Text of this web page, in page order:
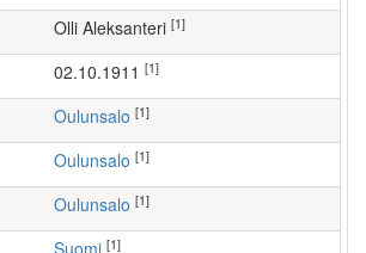
Olli Aleksanteri [1]
02.10.1911 [1]
Oulunsalo [1]
Oulunsalo [1]
Oulunsalo [1]
Suomi [1]